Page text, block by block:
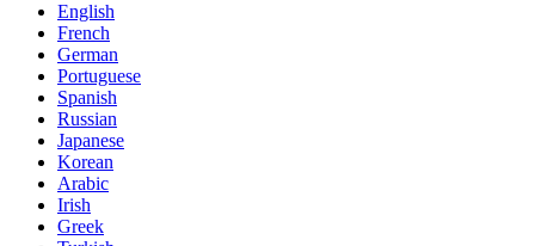
English
French
German
Portuguese
Spanish
Russian
Japanese
Korean
Arabic
Irish
Greek